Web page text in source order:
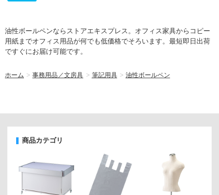
油性ボールペンならストアエキスプレス。オフィス家具からコピー
用紙までオフィス用品が何でも低価格でそろいます。最短即日出荷
ですぐにお届け可能です。
ホーム >事務用品／文房具 > 筆記用具 > 油性ボールペン
商品カテゴリ